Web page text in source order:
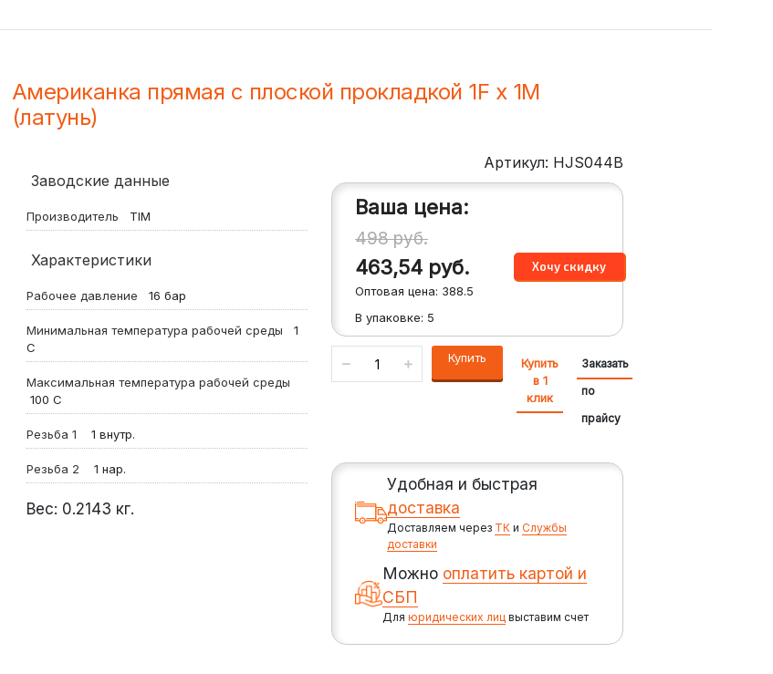
Американка прямая с плоской прокладкой 1F x 1M
(латунь)
Заводские данные
Производитель TIM
Характеристики
Рабочее давление 16 бар
Минимальная температура рабочей среды
1
С
Максимальная температура рабочей среды
100 С
Резьба 1 1 внутр.
Резьба 2 1 нар.
Вес: 0.2143 кг.
Артикул: HJS044B
Ваша цена:
498руб.
463,54 руб.
Оптовая цена: 388.5
В упаковке: 5
Купить
Купить
в 1
клик
Заказать
по
прайсу
Удобная и быстрая
доставка
Доставляем через ТКи Службы
доставки
Можно оплатить картой и
СБП
Для юридических лицвыставим счет